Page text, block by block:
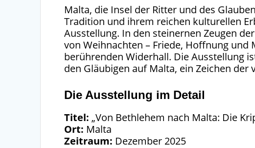
Malta, die Insel der Ritter und des
Tradition und ihrem reichen kulturellen
Ausstellung. In den steinernen Zeugen
von Weihnachten – Friede, Hoffnung und
berührenden Widerhall. Die Ausstellung
den Gläubigen auf Malta, ein Zeichen
Die Ausstellung im Detail
Titel: „Von Bethlehem nach Malta: Die
Ort: Malta
Zeitraum: Dezember 2025